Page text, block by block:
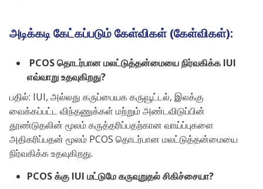
அடிக்கடி கேட்கப்படும் கேள்விகள் (கேள்விகள்):
PCOS தொடர்பான மலட்டுத்தன்மையை நிர்வகிக்க IUI
எவ்வாறு உதவுகிறது?
பதில்: IUI, அல்லது கருப்பையக கருவூட்டல், இலக்கு
வைக்கப்பட்ட விந்தணுக்கள் மற்றும் அண்டவிடுப்பின்
தூண்டுதலின் மூலம் கருத்தரிப்பதற்கான வாய்ப்புகளை
அதிகரிப்பதன் மூலம் PCOS தொடர்பான மலட்டுத்தன்மையை
நிர்வகிக்க உதவுகிறது.
PCOS க்கு IUI மட்டுமே கருவுறுதல் சிகிச்சையா?